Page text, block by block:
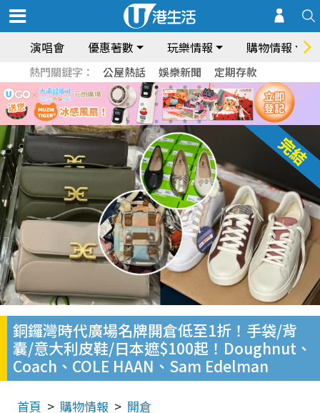
演唱會 優惠著數 玩樂情報 購物情報
熱門關鍵字： 公屋熱話 娛樂新聞 定期存款
銅鑼灣時代廣場名牌開倉低至1折！手袋/背
囊/意大利皮鞋/日本遮$100起！Doughnut、
Coach、COLE HAAN、Sam Edelman
首頁 購物情報 開倉